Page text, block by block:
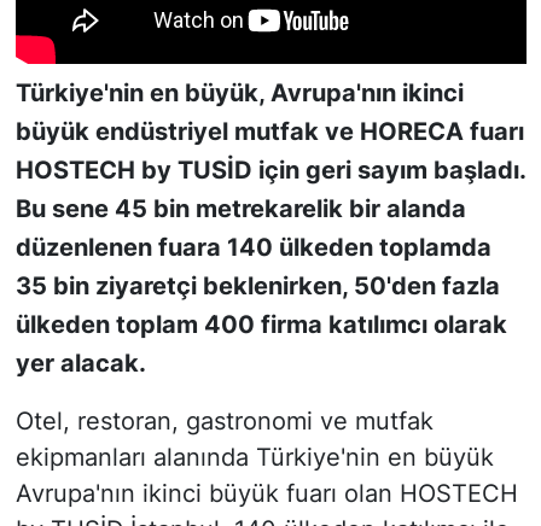
Türkiye'nin en büyük, Avrupa'nın ikinci
büyük endüstriyel mutfak ve HORECA fuarı
HOSTECH by TUSİD için geri sayım başladı.
Bu sene 45 bin metrekarelik bir alanda
düzenlenen fuara 140 ülkeden toplamda
35 bin ziyaretçi beklenirken, 50'den fazla
ülkeden toplam 400 firma katılımcı olarak
yer alacak.
Otel, restoran, gastronomi ve mutfak
ekipmanları alanında Türkiye'nin en büyük
Avrupa'nın ikinci büyük fuarı olan HOSTECH
KONGRE TAKVİMİ
RÖPORTAJLAR
BİYOGRAFİLER